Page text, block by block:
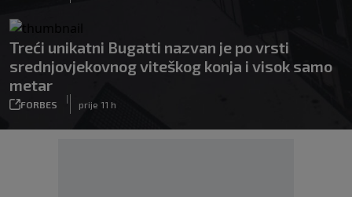
Treći unikatni Bugatti nazvan je po vrsti
srednjovjekovnog viteškog konja i visok samo
metar
FORBES
|
prije 11 h